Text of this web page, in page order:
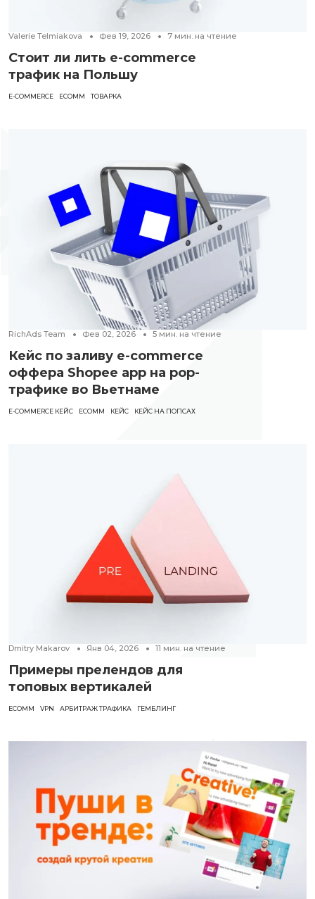
Valerie Telmiakova Фев 19, 2026 7 мин. на чтение
Стоит ли лить e-commerce
трафик на Польшу
E-COMMERCE ECOMM ТОВАРКА
RichAds Team Фев 02, 2026 5 мин. на чтение
Кейс по заливу e-commerce
оффера Shopee app на pop-
трафике во Вьетнаме
E-COMMERCE КЕЙС ECOMM КЕЙС КЕЙС НА ПОПСАХ
Dmitry Makarov Янв 04, 2026 11 мин. на чтение
Примеры прелендов для
топовых вертикалей
ECOMM VPN АРБИТРАЖ ТРАФИКА ГЕМБЛИНГ